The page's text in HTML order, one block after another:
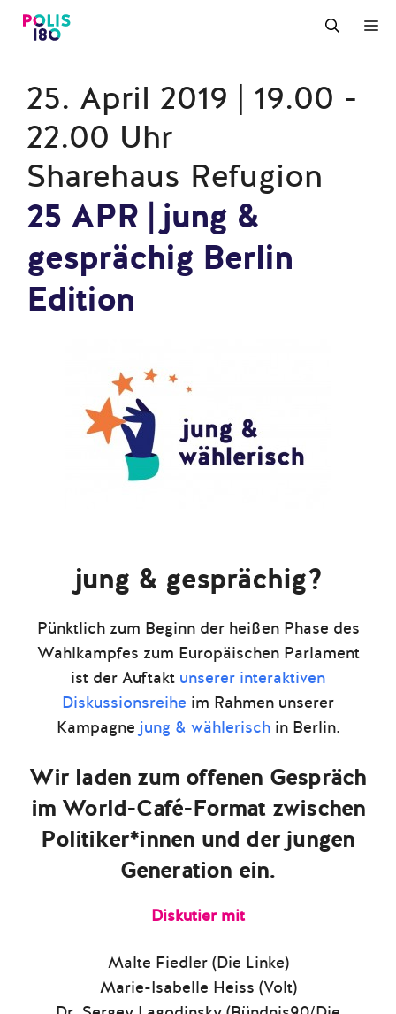
Zum
Inhalt
25. April 2019 | 19.00 -
22.00 Uhr
Sharehaus Refugion
25 APR | jung &
gesprächig Berlin
Edition
jung & gesprächig?
Pünktlich zum Beginn der heißen Phase des
Wahlkampfes zum Europäischen Parlament
ist der Auftakt unserer interaktiven
Diskussionsreihe im Rahmen unserer
Kampagne jung & wählerischin Berlin.
Wir laden zum offenen Gespräch
im World-Café-Format zwischen
Politiker*innen und der jungen
Generation ein.
Diskutier mit
Malte Fiedler (Die Linke)
Marie-Isabelle Heiss (Volt)